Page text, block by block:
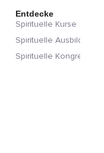
Entdecke
Spirituelle Kurse
Spirituelle
Spirituelle Kongresse